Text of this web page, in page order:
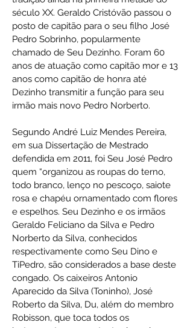
século XX. Geraldo Cristóvão passou o
posto de capitão para o seu filho José
Pedro Sobrinho, popularmente
chamado de Seu Dezinho. Foram 60
anos de atuação como capitão mor e 13
anos como capitão de honra até
Dezinho transmitir a função para seu
irmão mais novo Pedro Norberto.
Segundo André Luiz Mendes Pereira,
em sua Dissertação de Mestrado
defendida em 2011, foi Seu José Pedro
quem “organizou as roupas do terno,
todo branco, lenço no pescoço, saiote
rosa e chapéu ornamentado com flores
e espelhos. Seu Dezinho e os irmãos
Geraldo Feliciano da Silva e Pedro
Norberto da Silva, conhecidos
respectivamente como Seu Dino e
TiPedro, são considerados a base deste
congado. Os caixeiros Antonio
Aparecido da Silva (Toninho), José
Roberto da Silva, Du, além do membro
Robisson, que toca todos os